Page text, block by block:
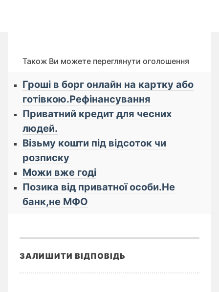
Також Ви можете переглянути оголошення
Гроші в борг онлайн на картку або
готівкою.Рефінансування
Приватний кредит для чесних
людей.
Візьму кошти під відсоток чи
розписку
Можи вже годі
Позика від приватної особи.Не
банк,не МФО
ЗАЛИШИТИ ВІДПОВІДЬ